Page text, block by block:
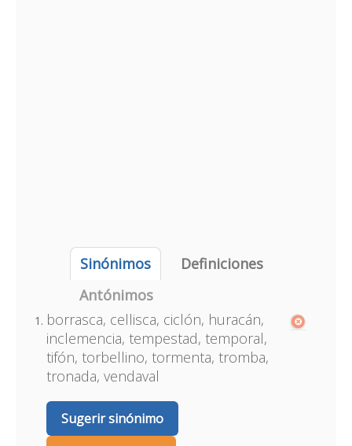
Sinónimos
Definiciones
Antónimos
borrasca, cellisca, ciclón, huracán,
inclemencia, tempestad, temporal,
tifón, torbellino, tormenta, tromba,
tronada, vendaval
Sugerir sinónimo